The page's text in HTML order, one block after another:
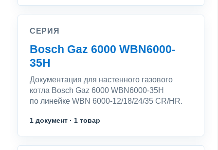
СЕРИЯ
Bosch Gaz 6000 WBN6000-
35H
Документация для настенного газового
котла Bosch Gaz 6000 WBN6000-35H
по линейке WBN 6000-12/18/24/35 CR/HR.
1 документ · 1 товар